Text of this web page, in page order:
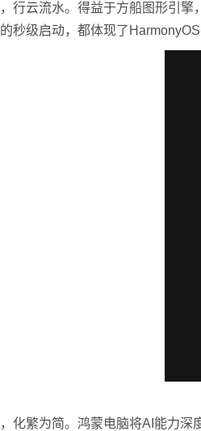
云流水。得益于方船图形引擎
秒级启动，都体现了
繁为简。鸿蒙电脑将AI能力深度